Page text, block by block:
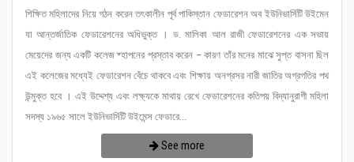
শিক্ষিত মহিলাদের নিয়ে গঠন করেন তৎকালীন পূর্ব পাকিস্তান ফেডারেশন অব ইউনিভার্সিটি উইমেন
যা আন্তর্জাতিক ফেডারেশনের অধিভুক্ত । ড. মালিকা আল রাজী ফেডারেশনের এক সভায়
মেয়েদের জন্য একটি কলেজ ষ্হাপনের প্রস্তাব করেন – কারণ তাঁর মনের মাঝে সুপ্ত বাসনা ছিল
এই কলেজের মধ্যেই ফেডারেশন বেঁচে থাকবে এবং শিক্ষায় অনগ্রসর নারী জাতির অগ্রগতির পথ
উন্মুক্ত হবে । এই উদ্দেশ্য এবং লক্ষ্যকে মাথায় রেখে ফেডারেশনের কতিপয় বিদ্যানুরাগী মহিলা
সদস্য ১৯৬৫ সালে ইউনিভার্সিটি উইমেন্স ফেডারে...
See more